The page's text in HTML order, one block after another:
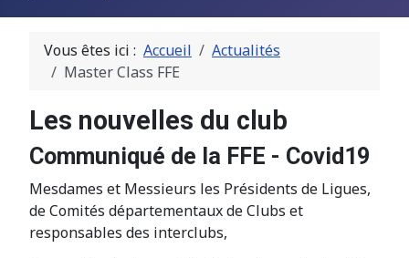
Vous êtes ici : Accueil
Actualités
Master Class FFE
Les nouvelles du club
Communiqué de la FFE - Covid19
Mesdames et Messieurs les Présidents de Ligues,
de Comités départementaux de Clubs et
responsables des interclubs,